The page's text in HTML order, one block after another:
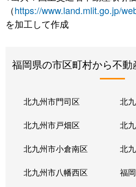
（https://www.land.mlit.go.jp/
を加工して作成
福岡県の市区町村から不
北九州市門司区 北
北九州市戸畑区 北
北九州市小倉南区 北
北九州市八幡西区 福